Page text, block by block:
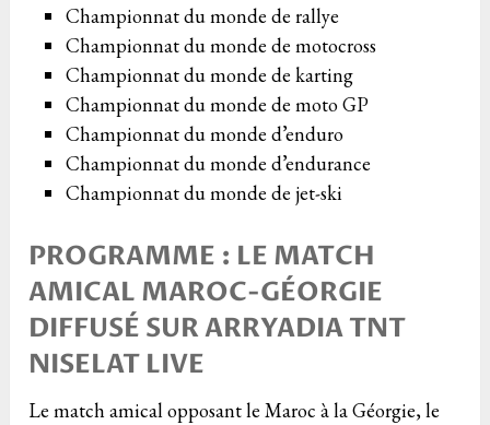
Championnat du monde de rallye
Championnat du monde de motocross
Championnat du monde de karting
Championnat du monde de moto GP
Championnat du monde d’enduro
Championnat du monde d’endurance
Championnat du monde de jet-ski
PROGRAMME : LE MATCH
AMICAL MAROC-GÉORGIE
DIFFUSÉ SUR ARRYADIA TNT
NISELAT LIVE
Le match amical opposant le Maroc à la Géorgie, le